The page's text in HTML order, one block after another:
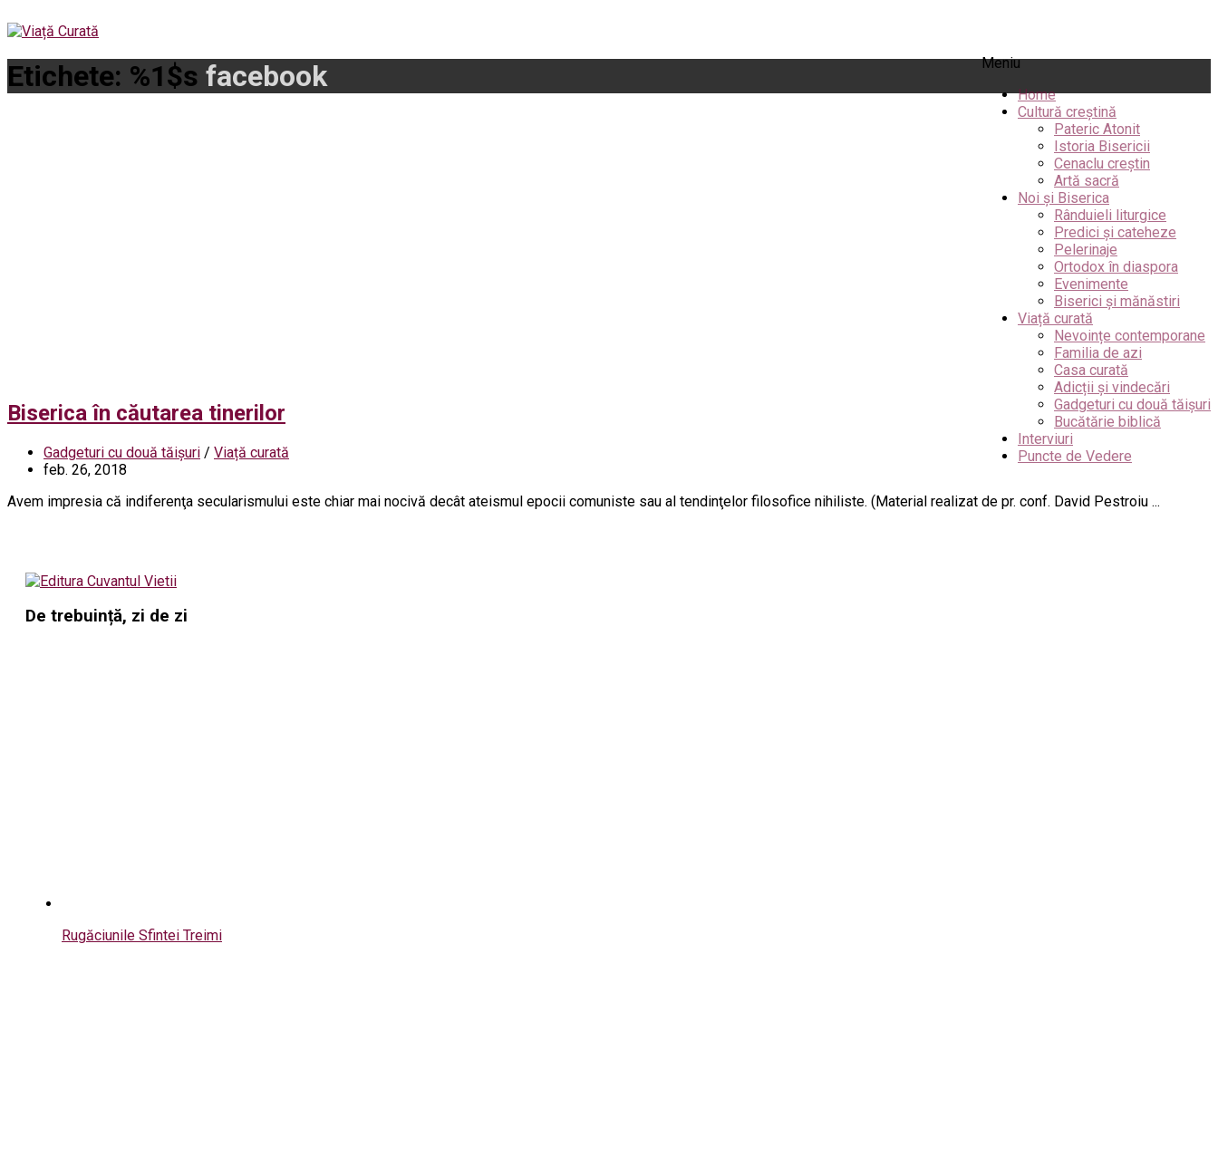
Meniu
Home
Cultură creștină
Pateric Atonit
Istoria Bisericii
Cenaclu creștin
Artă sacră
Noi și Biserica
Rânduieli liturgice
Predici și cateheze
Pelerinaje
Ortodox în diaspora
Evenimente
Biserici și mănăstiri
Viață curată
Nevoințe contemporane
Familia de azi
Casa curată
Adicții și vindecări
Gadgeturi cu două tăișuri
Bucătărie biblică
Interviuri
Puncte de Vedere
Etichete: %1$s facebook
Biserica în căutarea tinerilor
Gadgeturi cu două tăișuri / Viață curată
feb. 26, 2018
Avem impresia că indiferenţa secularismului este chiar mai nocivă decât ateismul epocii comuniste sau al tendinţelor filosofice nihiliste. (Material realizat de pr. conf. David Pestroiu ...
De trebuință, zi de zi
Rugăciunile Sfintei Treimi